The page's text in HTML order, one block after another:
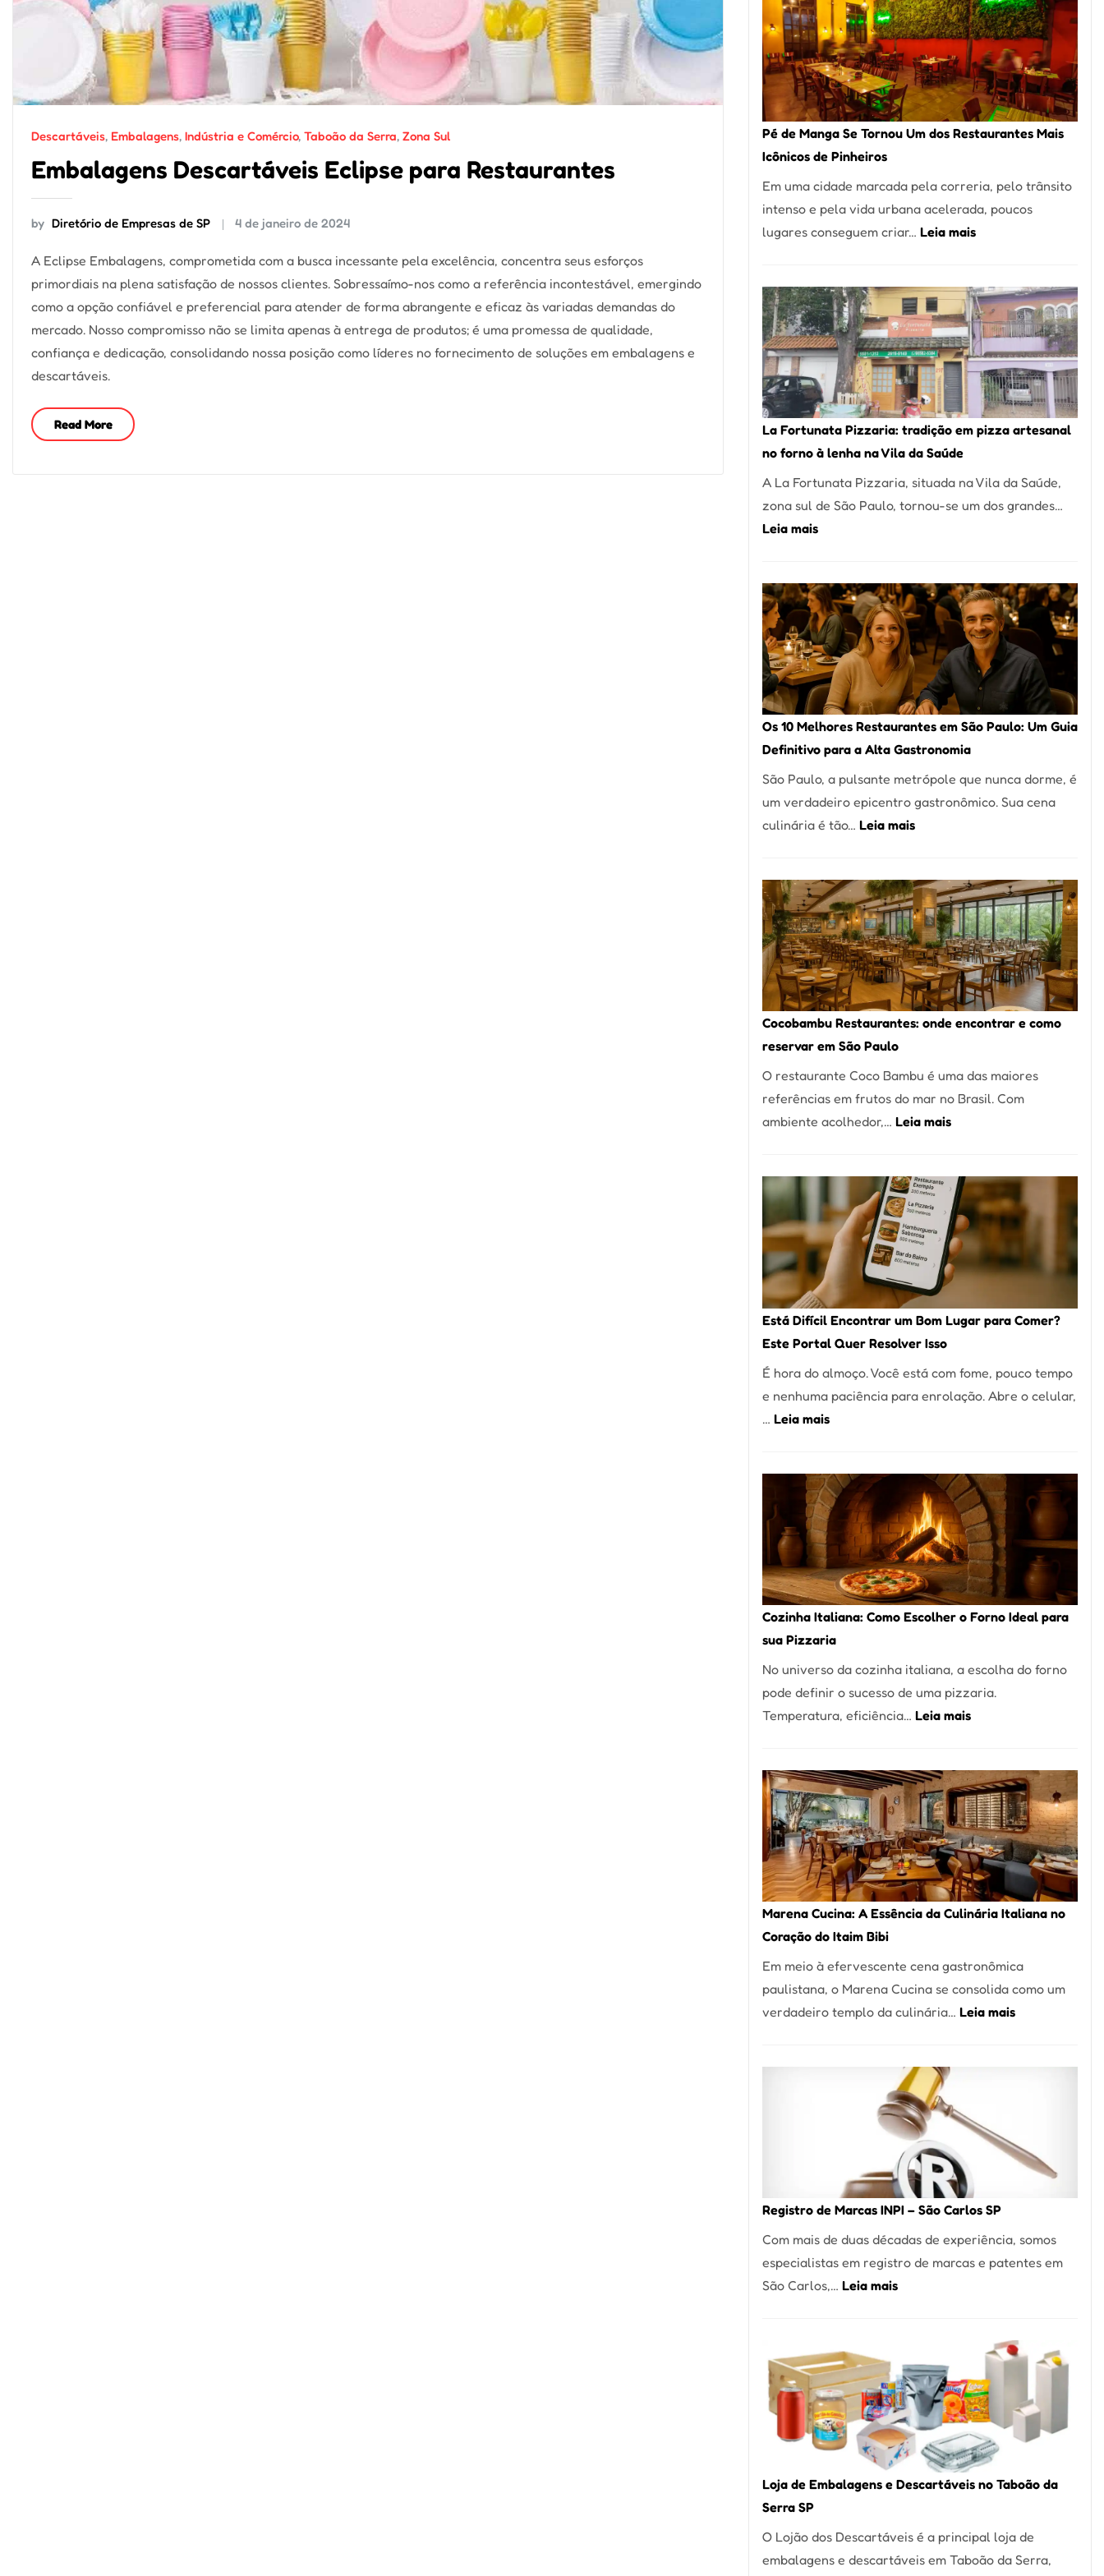
Descartáveis, Embalagens, Indústria e Comércio, Taboão da Serra, Zona Sul
Embalagens Descartáveis Eclipse para Restaurantes
by Diretório de Empresas de SP 4 de janeiro de 2024
A Eclipse Embalagens, comprometida com a busca incessante pela excelência, concentra seus esforços
primordiais na plena satisfação de nossos clientes. Sobressaímo-nos como a referência incontestável, emergindo
como a opção confiável e preferencial para atender de forma abrangente e eficaz às variadas demandas do
mercado. Nosso compromisso não se limita apenas à entrega de produtos; é uma promessa de qualidade,
confiança e dedicação, consolidando nossa posição como líderes no fornecimento de soluções em embalagens e
descartáveis.
Read More
Pé de Manga Se Tornou Um dos Restaurantes Mais
Icônicos de Pinheiros
Em uma cidade marcada pela correria, pelo trânsito
intenso e pela vida urbana acelerada, poucos
lugares conseguem criar… Leia mais:
Manga
Se
Tornou
Um
dos
Restaurantes
Mais
de
Pinheiros
La Fortunata Pizzaria: tradição em pizza artesanal
no forno à lenha na Vila da Saúde
A La Fortunata Pizzaria, situada na Vila da Saúde,
zona sul de São Paulo, tornou-se um dos grandes…
Leia mais:
Pizzaria:
tradição
em
pizza
artesanal
no
forno
à
lenha
na
Vila
Os 10 Melhores Restaurantes em São Paulo: Um Guia
Definitivo para a Alta Gastronomia
São Paulo, a pulsante metrópole que nunca dorme, é
um verdadeiro epicentro gastronômico. Sua cena
culinária é tão… Leia mais:
Melhores
Restaurantes
em
São
Paulo:
Um
Guia
para
a
Alta
Cocobambu Restaurantes: onde encontrar e como
reservar em São Paulo
O restaurante Coco Bambu é uma das maiores
referências em frutos do mar no Brasil. Com
ambiente acolhedor,… Leia mais:
onde
encontrar
e
como
reservar
em
São
Está Difícil Encontrar um Bom Lugar para Comer?
Este Portal Quer Resolver Isso
É hora do almoço. Você está com fome, pouco tempo
e nenhuma paciência para enrolação. Abre o celular,
… Leia mais:
Encontrar
um
Bom
Lugar
para
Comer?
Este
Portal
Quer
Resolver
Isso
Cozinha Italiana: Como Escolher o Forno Ideal para
sua Pizzaria
No universo da cozinha italiana, a escolha do forno
pode definir o sucesso de uma pizzaria.
Temperatura, eficiência… Leia mais:
Como
Escolher
o
Forno
Ideal
para
sua
Marena Cucina: A Essência da Culinária Italiana no
Coração do Itaim Bibi
Em meio à efervescente cena gastronômica
paulistana, o Marena Cucina se consolida como um
verdadeiro templo da culinária… Leia mais:
Culinária
Italiana
do
Itaim
Registro de Marcas INPI – São Carlos SP
Com mais de duas décadas de experiência, somos
especialistas em registro de marcas e patentes em
São Carlos,… Leia mais:
INPI
–
São
Carlos
SP
Loja de Embalagens e Descartáveis no Taboão da
Serra SP
O Lojão dos Descartáveis é a principal loja de
embalagens e descartáveis em Taboão da Serra,